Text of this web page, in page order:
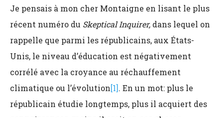
Je pensais à mon cher Montaigne en lisant le plus
récent numéro du Skeptical Inquirer, dans lequel on
rappelle que parmi les républicains, aux États-
Unis, le niveau d’éducation est négativement
corrélé avec la croyance au réchauffement
climatique ou l’évolution[1]. En un mot: plus le
républicain étudie longtemps, plus il acquiert des